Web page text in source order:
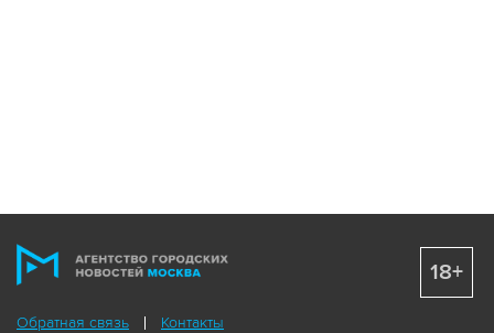
Обратная связь Контакты
18+